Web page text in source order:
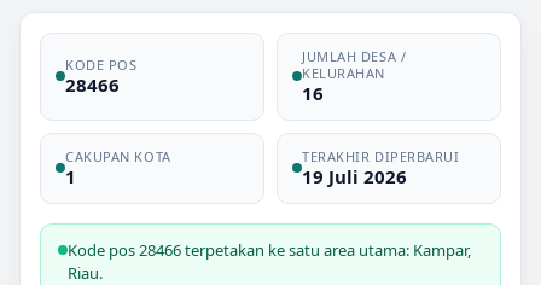
KODE POS
28466
JUMLAH DESA /
KELURAHAN
16
CAKUPAN KOTA
1
TERAKHIR DIPERBARUI
19 Juli 2026
Kode pos 28466 terpetakan ke satu area utama: Kampar,
Riau.